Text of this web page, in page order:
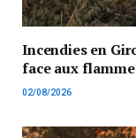
Incendies en
face aux
02/08/2026